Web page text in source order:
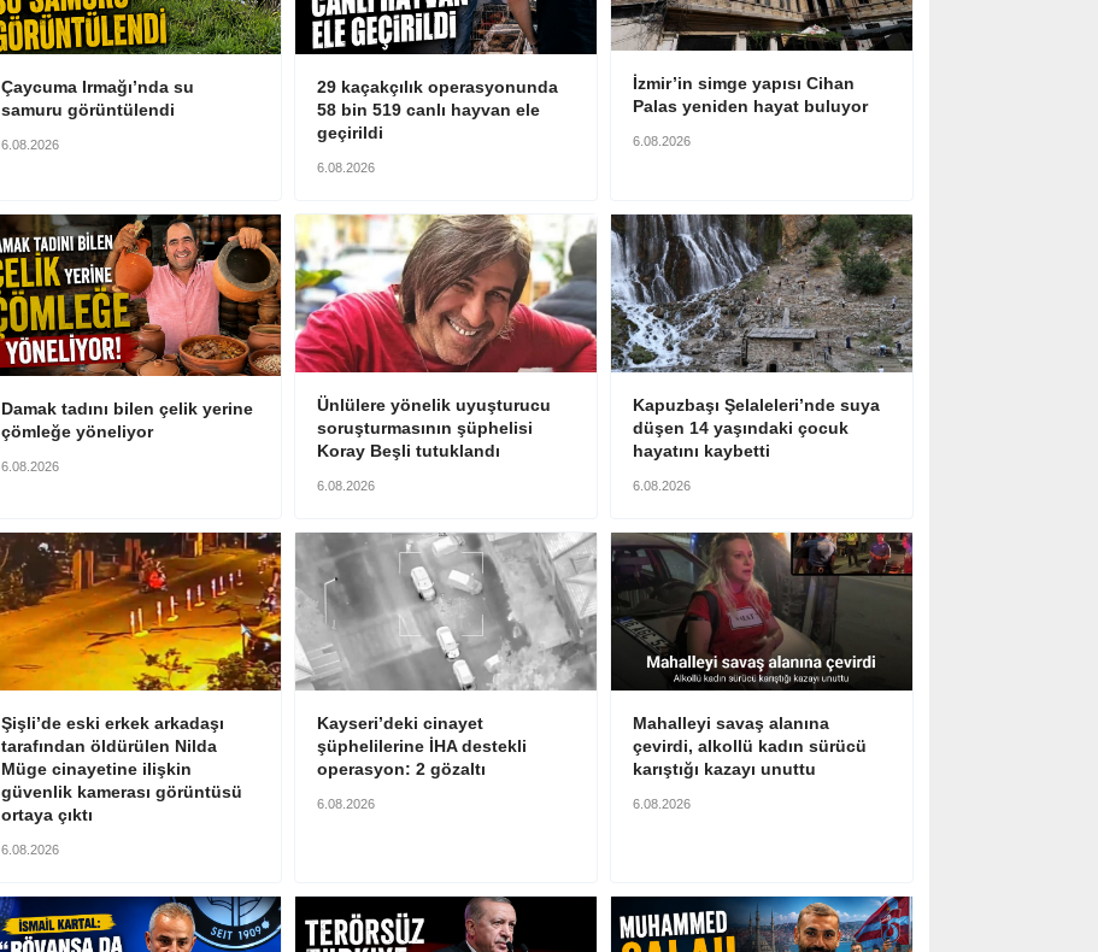
Çaycuma Irmağı’nda su
samuru görüntülendi
6.08.2026
29 kaçakçılık operasyonunda
58 bin 519 canlı hayvan ele
geçirildi
6.08.2026
İzmir’in simge yapısı Cihan
Palas yeniden hayat buluyor
6.08.2026
Damak tadını bilen çelik yerine
çömleğe yöneliyor
6.08.2026
Ünlülere yönelik uyuşturucu
soruşturmasının şüphelisi
Koray Beşli tutuklandı
6.08.2026
Kapuzbaşı Şelaleleri’nde suya
düşen 14 yaşındaki çocuk
hayatını kaybetti
6.08.2026
Şişli’de eski erkek arkadaşı
tarafından öldürülen Nilda
Müge cinayetine ilişkin
güvenlik kamerası görüntüsü
ortaya çıktı
6.08.2026
Kayseri’deki cinayet
şüphelilerine İHA destekli
operasyon: 2 gözaltı
6.08.2026
Mahalleyi savaş alanına
çevirdi, alkollü kadın sürücü
karıştığı kazayı unuttu
6.08.2026